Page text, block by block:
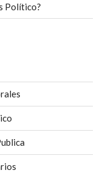
Político?